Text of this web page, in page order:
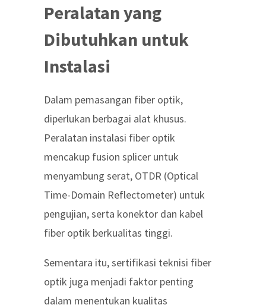
Peralatan yang
Dibutuhkan untuk
Instalasi
Dalam pemasangan fiber optik,
diperlukan berbagai alat khusus.
Peralatan instalasi fiber optik
mencakup fusion splicer untuk
menyambung serat, OTDR (Optical
Time-Domain Reflectometer) untuk
pengujian, serta konektor dan kabel
fiber optik berkualitas tinggi.
Sementara itu, sertifikasi teknisi fiber
optik juga menjadi faktor penting
dalam menentukan kualitas